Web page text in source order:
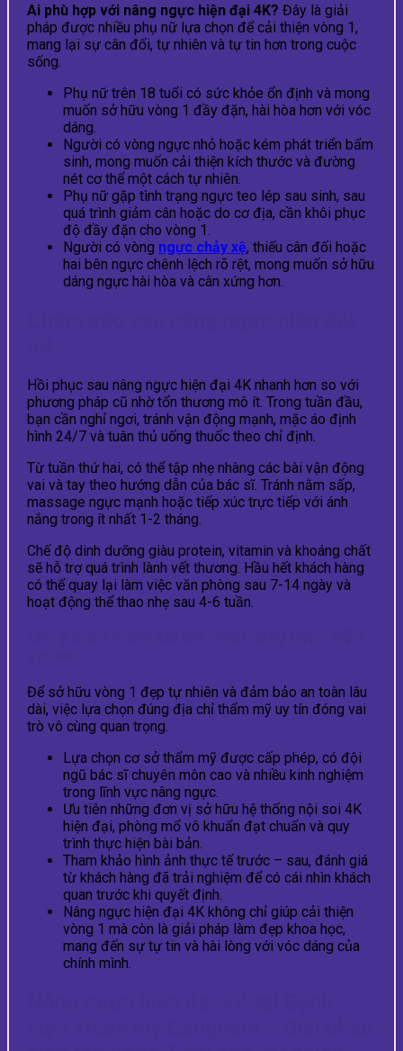
Ai phù hợp với nâng ngực hiện đại 4K? Đây là giải
pháp được nhiều phụ nữ lựa chọn để cải thiện vòng 1,
mang lại sự cân đối, tự nhiên và tự tin hơn trong cuộc
sống.
Phụ nữ trên 18 tuổi có sức khỏe ổn định và mong
muốn sở hữu vòng 1 đầy đặn, hài hòa hơn với vóc
dáng.
Người có vòng ngực nhỏ hoặc kém phát triển bẩm
sinh, mong muốn cải thiện kích thước và đường
nét cơ thể một cách tự nhiên.
Phụ nữ gặp tình trạng ngực teo lép sau sinh, sau
quá trình giảm cân hoặc do cơ địa, cần khôi phục
độ đầy đặn cho vòng 1.
Người có vòng ngực chảy xệ, thiếu cân đối hoặc
hai bên ngực chênh lệch rõ rệt, mong muốn sở hữu
dáng ngực hài hòa và cân xứng hơn.
Hồi phục sau nâng ngực hiện đại 4K nhanh hơn so với
phương pháp cũ nhờ tổn thương mô ít. Trong tuần đầu,
bạn cần nghỉ ngơi, tránh vận động mạnh, mặc áo định
hình 24/7 và tuân thủ uống thuốc theo chỉ định.
Từ tuần thứ hai, có thể tập nhẹ nhàng các bài vận động
vai và tay theo hướng dẫn của bác sĩ. Tránh nằm sấp,
massage ngực mạnh hoặc tiếp xúc trực tiếp với ánh
nắng trong ít nhất 1-2 tháng.
Chế độ dinh dưỡng giàu protein, vitamin và khoáng chất
sẽ hỗ trợ quá trình lành vết thương. Hầu hết khách hàng
có thể quay lại làm việc văn phòng sau 7-14 ngày và
hoạt động thể thao nhẹ sau 4-6 tuần.
Để sở hữu vòng 1 đẹp tự nhiên và đảm bảo an toàn lâu
dài, việc lựa chọn đúng địa chỉ thẩm mỹ uy tín đóng vai
trò vô cùng quan trọng.
Lựa chọn cơ sở thẩm mỹ được cấp phép, có đội
ngũ bác sĩ chuyên môn cao và nhiều kinh nghiệm
trong lĩnh vực nâng ngực.
Ưu tiên những đơn vị sở hữu hệ thống nội soi 4K
hiện đại, phòng mổ vô khuẩn đạt chuẩn và quy
trình thực hiện bài bản.
Tham khảo hình ảnh thực tế trước – sau, đánh giá
từ khách hàng đã trải nghiệm để có cái nhìn khách
quan trước khi quyết định.
Nâng ngực hiện đại 4K không chỉ giúp cải thiện
vòng 1 mà còn là giải pháp làm đẹp khoa học,
mang đến sự tự tin và hài lòng với vóc dáng của
chính mình.